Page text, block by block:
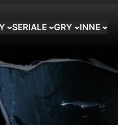
SERIALE GRY INNE